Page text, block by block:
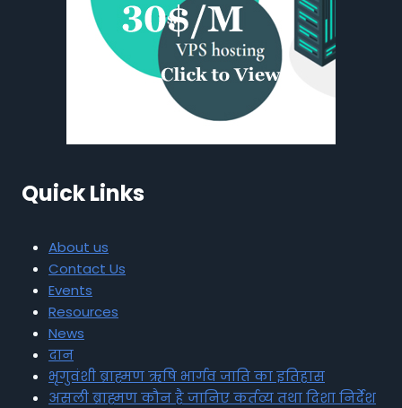
Quick Links
About us
Contact Us
Events
Resources
News
दान
भृगुवंशी ब्राह्मण ऋषि भार्गव जाति का इतिहास
असली ब्राह्मण कौन है जानिए कर्तव्य तथा दिशा निर्देश